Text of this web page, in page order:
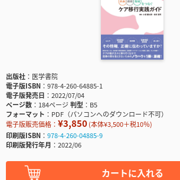
出版社
医学書院
電子版ISBN
978-4-260-64885-1
電子版発売日
2022/07/04
ページ数
184ページ判型
B5
フォーマット
PDF（パソコンへのダウンロード不可）
電子版販売価格： ¥3,850(本体¥3,500＋税10％)
印刷版ISBN
978-4-260-04885-9
印刷版発行年月
2022/06
カートに入れる